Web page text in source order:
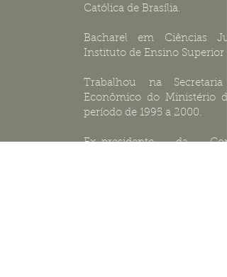
Católica de Brasília.
Bacharel em Ciências
Instituto de Ensino Superior
Trabalhou na
Econômico do Ministério
período de 1995 a 2000.
Ex-presidente da